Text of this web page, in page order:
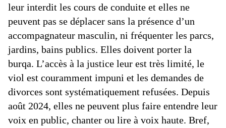
leur interdit les cours de conduite et elles ne
peuvent pas se déplacer sans la présence d’un
accompagnateur masculin, ni fréquenter les parcs,
jardins, bains publics. Elles doivent porter la
burqa. L’accès à la justice leur est très limité, le
viol est couramment impuni et les demandes de
divorces sont systématiquement refusées. Depuis
août 2024, elles ne peuvent plus faire entendre leur
voix en public, chanter ou lire à voix haute. Bref,